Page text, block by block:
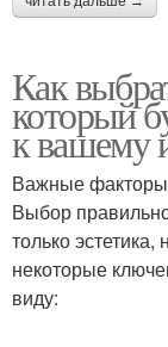
Как
который
к вашему
Важные факторы
Выбор
только
некоторые
виду: